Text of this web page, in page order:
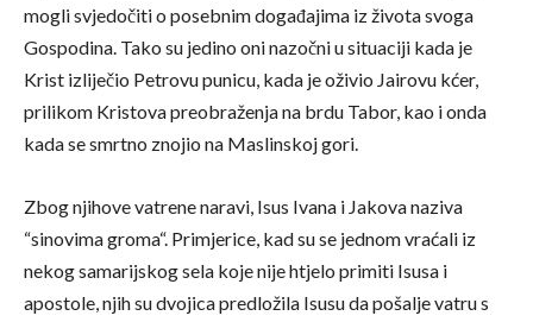
mogli svjedočiti o posebnim događajima iz života svoga
Gospodina. Tako su jedino oni nazočni u situaciji kada je
Krist izliječio Petrovu punicu, kada je oživio Jairovu kćer,
prilikom Kristova preobraženja na brdu Tabor, kao i onda
kada se smrtno znojio na Maslinskoj gori.
Zbog njihove vatrene naravi, Isus Ivana i Jakova naziva
“sinovima groma“. Primjerice, kad su se jednom vraćali iz
nekog samarijskog sela koje nije htjelo primiti Isusa i
apostole, njih su dvojica predložila Isusu da pošalje vatru s